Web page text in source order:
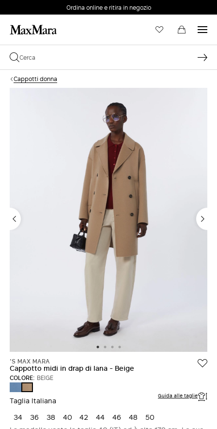
Ordina online e ritira in negozio
Cappotti donna
'S MAX MARA
Cappotto midi in drap di lana - Beige
COLORE: BEIGE
AZZURRO
Taglia Italiana Guida alle taglie
34 36 38 40 42 44 46 48
50
Password dimenticata?
ACCEDI
Login
ACCEDI CON GOOGLE
ACCEDI CON FACEBOOK
Non hai un account?